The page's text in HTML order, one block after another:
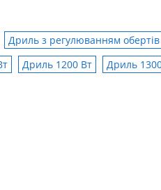
Дриль з регулюванням обертів
Дриль 1200 Вт Дриль